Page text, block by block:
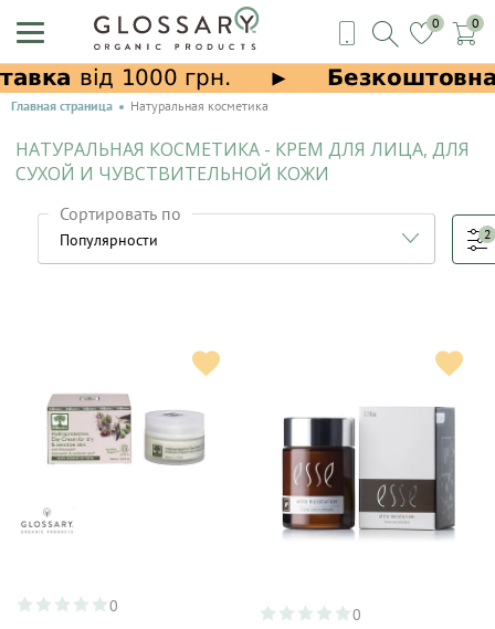
0 0
Главная страница Натуральная косметика
НАТУРАЛЬНАЯ КОСМЕТИКА - КРЕМ ДЛЯ ЛИЦА, ДЛЯ
СУХОЙ И ЧУВСТВИТЕЛЬНОЙ КОЖИ
Сортировать по
2
0
0